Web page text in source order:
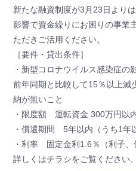
新たな融資制度が3月23日より
影響で資金繰りにお困りの事業
ただきご活用ください。
［要件・貸出条件］
・新型コロナウイルス感染症
前年同期と比較して15％以上減
納が無いこと
・限度額 運転資金 300万円以
・償還期間 5年以内（うち1年
・利率 固定金利1.6％（利子、
詳しくはチラシをご覧ください。